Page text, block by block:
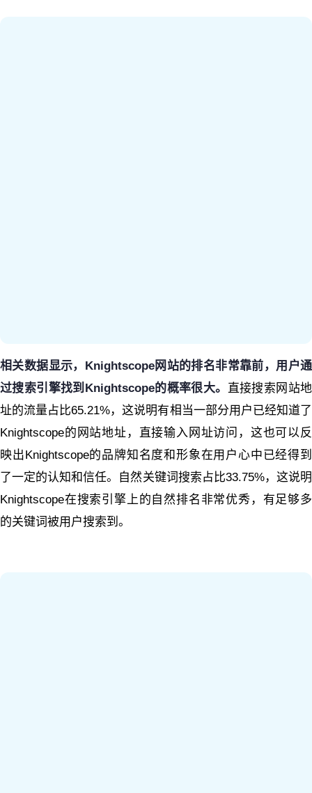
相关数据显示，Knightscope网站的排名非常靠前，用户通
过搜索引擎找到Knightscope的概率很大。 直接搜索网站地
址的流量占比65.21%，这说明有相当一部分用户已经知道了
Knightscope的网站地址，直接输入网址访问，这也可以反
映出Knightscope的品牌知名度和形象在用户心中已经得到
了一定的认知和信任。自然关键词搜索占比33.75%，这说明
Knightscope在搜索引擎上的自然排名非常优秀，有足够多
的关键词被用户搜索到。